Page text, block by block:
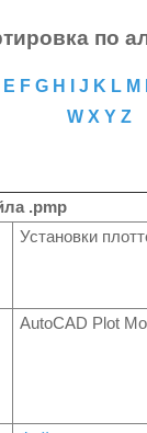
по
E F G H J K L M
W X Y Z
.pmp
Установки
AutoCAD Plot